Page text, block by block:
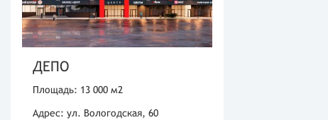
ДЕПО
Площадь: 13 000 м2
Адрес: ул. Вологодская, 60